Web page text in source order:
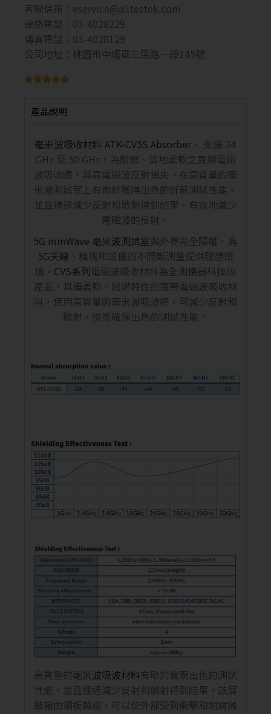
客服信箱： eservice@alltestek.com
連絡電話：03-4028229
傳真電話：03-4028129
公司地址：桃園市中壢區三民路一段145號

產品說明
毫米波吸收材料 ATK-CV5S Absorber ， 支援 24
GHz 至 50 GHz，為耐燃、質地柔軟之寬頻電磁
波吸收體。具高電磁波反射損失。在高質量的毫
米波測試室上有助於獲得出色的屏蔽測試性能，
並且通過減少反射和散射得到結果，有效地減少
電磁波的反射。
5G mmWave 毫米波測試室與外界完全隔離，為
5G天線 、模塊和設備的不間斷測量提供理想環
境。 CVS系列電磁波吸收材料為全測儀器科技的
產品，具備柔軟、阻燃特性的寬帶電磁波吸收材
料，使用高質量的毫米波吸波棉，可減少反射和
散射，從而確保出色的測試性能。
高質量的毫米波吸波材料有助於實現出色的測試
性能，並且通過減少反射和散射得到結果。該屏
蔽箱由鋼板製成，可以使外部受到衝擊和耐腐蝕